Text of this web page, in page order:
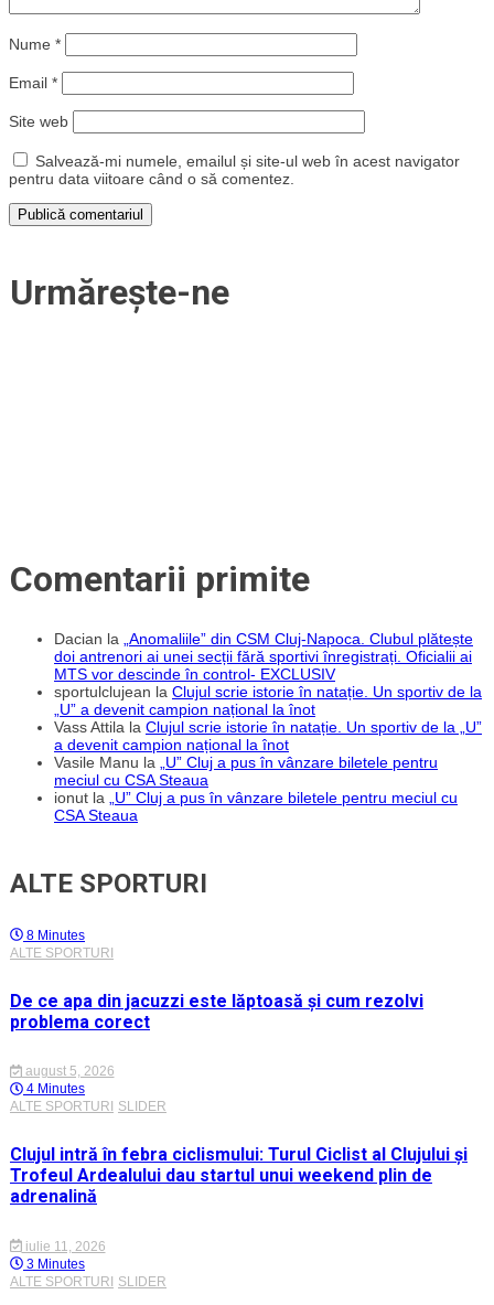
Nume *
Email *
Site web
Salvează-mi numele, emailul și site-ul web în acest navigator
pentru data viitoare când o să comentez.
Urmărește-ne
Comentarii primite
Dacian la
„Anomaliile” din CSM Cluj-Napoca. Clubul plătește
doi antrenori ai unei secții fără sportivi înregistrați. Oficialii ai
MTS vor descinde în control- EXCLUSIV
sportulclujean la Clujul scrie istorie în natație. Un sportiv de la
„U” a devenit campion național la înot
Vass Attila la Clujul scrie istorie în natație. Un sportiv de la „U”
a devenit campion național la înot
Vasile Manu la
„U” Cluj a pus în vânzare biletele pentru
meciul cu CSA Steaua
ionut la
„U” Cluj a pus în vânzare biletele pentru meciul cu
CSA Steaua
ALTE SPORTURI
8 Minutes
ALTE SPORTURI
De ce apa din jacuzzi este lăptoasă și cum rezolvi
problema corect
august 5, 2026
4 Minutes
ALTE SPORTURI
SLIDER
Clujul intră în febra ciclismului: Turul Ciclist al Clujului și
Trofeul Ardealului dau startul unui weekend plin de
adrenalină
iulie 11, 2026
3 Minutes
ALTE SPORTURI SLIDER